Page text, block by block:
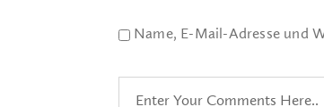
Name, E-Mail-Adresse und